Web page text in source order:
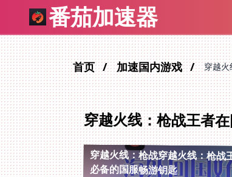
番茄加速器
首页 加速国内游戏 穿越
穿越火线：枪战王者
穿越火线：枪战穿越火线：枪战
必备的国服畅游钥匙